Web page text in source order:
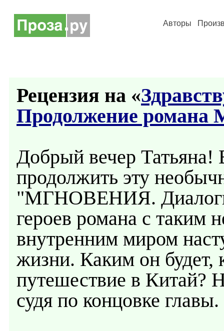
Авторы
Рецензия на «
Продолжение романа
Добрый вечер
продолжить эту
"МГНОВЕНИЯ. Диалоги
героев романа с
внутренним миром
жизни. Каким он будет,
путешествие в Китай?
судя по концовке главы.